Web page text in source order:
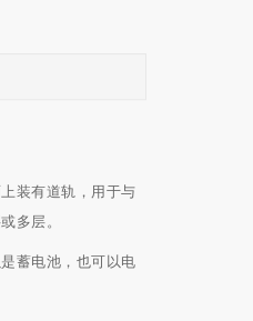
装有道轨，用于与
多层。
蓄电池，也可以电